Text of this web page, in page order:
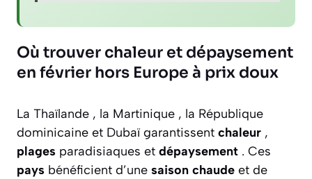
Où trouver chaleur et dépaysement
en février hors Europe à prix doux
La Thaïlande , la Martinique , la République
dominicaine et Dubaï garantissent chaleur ,
plages paradisiaques et dépaysement . Ces
pays bénéficient d’une saison chaude et de